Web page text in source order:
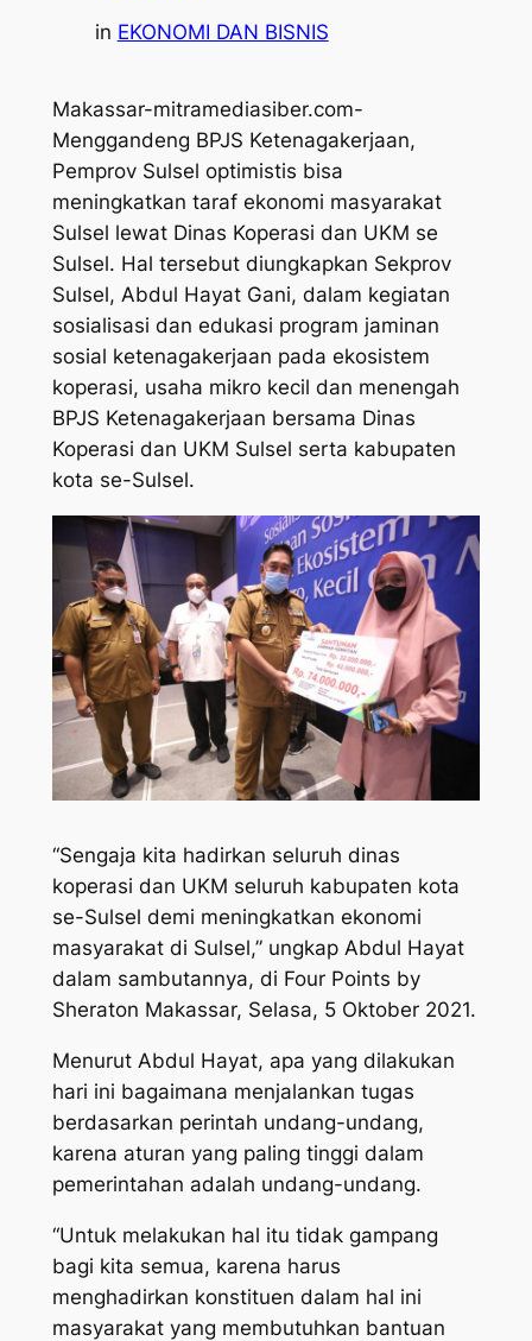
in EKONOMI DAN BISNIS
Makassar-mitramediasiber.com-
Menggandeng BPJS Ketenagakerjaan,
Pemprov Sulsel optimistis bisa
meningkatkan taraf ekonomi masyarakat
Sulsel lewat Dinas Koperasi dan UKM se
Sulsel. Hal tersebut diungkapkan Sekprov
Sulsel, Abdul Hayat Gani, dalam kegiatan
sosialisasi dan edukasi program jaminan
sosial ketenagakerjaan pada ekosistem
koperasi, usaha mikro kecil dan menengah
BPJS Ketenagakerjaan bersama Dinas
Koperasi dan UKM Sulsel serta kabupaten
kota se-Sulsel.
“Sengaja kita hadirkan seluruh dinas
koperasi dan UKM seluruh kabupaten kota
se-Sulsel demi meningkatkan ekonomi
masyarakat di Sulsel,” ungkap Abdul Hayat
dalam sambutannya, di Four Points by
Sheraton Makassar, Selasa, 5 Oktober 2021.
Menurut Abdul Hayat, apa yang dilakukan
hari ini bagaimana menjalankan tugas
berdasarkan perintah undang-undang,
karena aturan yang paling tinggi dalam
pemerintahan adalah undang-undang.
“Untuk melakukan hal itu tidak gampang
bagi kita semua, karena harus
menghadirkan konstituen dalam hal ini
masyarakat yang membutuhkan bantuan